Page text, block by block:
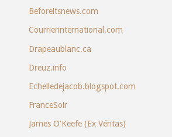
Beforeitsnews.com
Courrierinternational.com
Drapeaublanc.ca
Dreuz.info
Echelledejacob.blogspot.com
FranceSoir
James O’Keefe (Ex Véritas)